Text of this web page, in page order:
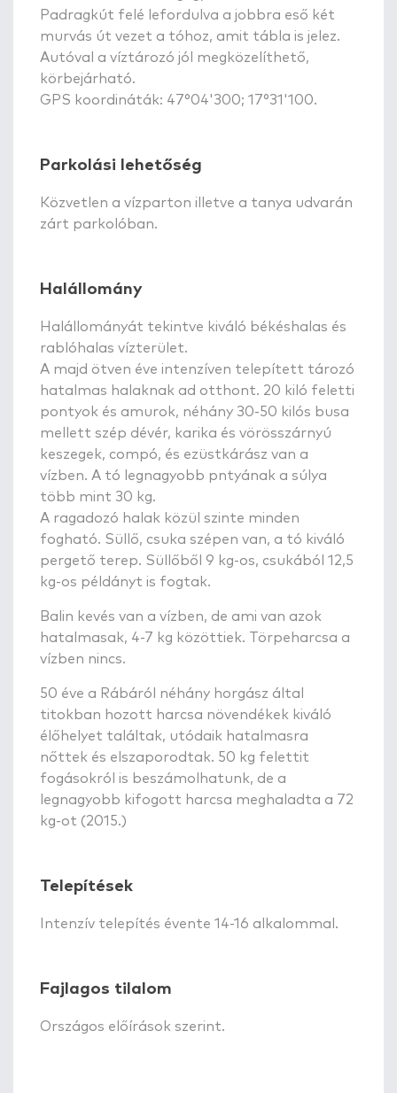
Padragkút felé lefordulva a jobbra eső két
murvás út vezet a tóhoz, amit tábla is jelez.
Autóval a víztározó jól megközelíthető,
körbejárható.
GPS koordináták: 47°04'300; 17°31'100.
Parkolási lehetőség
Közvetlen a vízparton illetve a tanya udvarán
zárt parkolóban.
Halállomány
Halállományát tekintve kiváló békéshalas és
rablóhalas vízterület.
A majd ötven éve intenzíven telepített tározó
hatalmas halaknak ad otthont. 20 kiló feletti
pontyok és amurok, néhány 30-50 kilós busa
mellett szép dévér, karika és vörösszárnyú
keszegek, compó, és ezüstkárász van a
vízben. A tó legnagyobb pntyának a súlya
több mint 30 kg.
A ragadozó halak közül szinte minden
fogható. Süllő, csuka szépen van, a tó kiváló
pergető terep. Süllőből 9 kg-os, csukából 12,5
kg-os példányt is fogtak.
Balin kevés van a vízben, de ami van azok
hatalmasak, 4-7 kg közöttiek. Törpeharcsa a
vízben nincs.
50 éve a Rábáról néhány horgász által
titokban hozott harcsa növendékek kiváló
élőhelyet találtak, utódaik hatalmasra
nőttek és elszaporodtak. 50 kg felettit
fogásokról is beszámolhatunk, de a
legnagyobb kifogott harcsa meghaladta a 72
kg-ot (2015.)
Telepítések
Intenzív telepítés évente 14-16 alkalommal.
Fajlagos tilalom
Országos előírások szerint.